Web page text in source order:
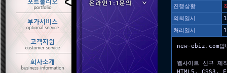
진행상황
의뢰일시
처리일시
new-ebiz.com입
웹사이트 신규 제
ㆍ 수주현황
ㆍ 제작사례